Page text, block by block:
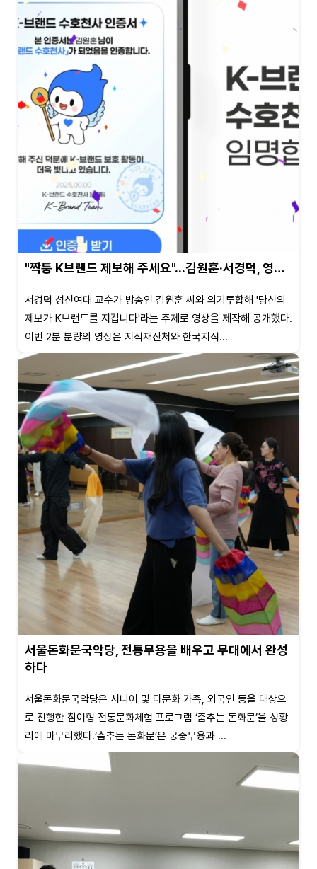
"짝퉁 K브랜드 제보해 주세요"...김원훈·서경덕, 영…
서경덕 성신여대 교수가 방송인 김원훈 씨와 의기투합해 '당신의
제보가 K브랜드를 지킵니다'라는 주제로 영상을 제작해 공개했다.
이번 2분 분량의 영상은 지식재산처와 한국지식...
서울돈화문국악당, 전통무용을 배우고 무대에서 완성
하다
서울돈화문국악당은 시니어 및 다문화 가족, 외국인 등을 대상으
로 진행한 참여형 전통문화체험 프로그램 ‘춤추는 돈화문’을 성황
리에 마무리했다.‘춤추는 돈화문’은 궁중무용과 ...